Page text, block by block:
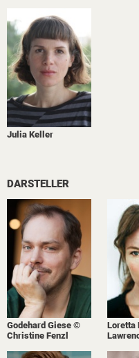
Julia Keller
DARSTELLER
Godehard Giese ©
Christine Fenzl
Loretta